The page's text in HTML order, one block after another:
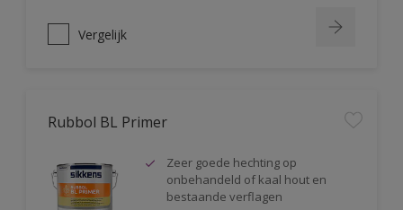
Vergelijk
Rubbol BL Primer
Zeer goede hechting op
onbehandeld of kaal hout en
bestaande verflagen